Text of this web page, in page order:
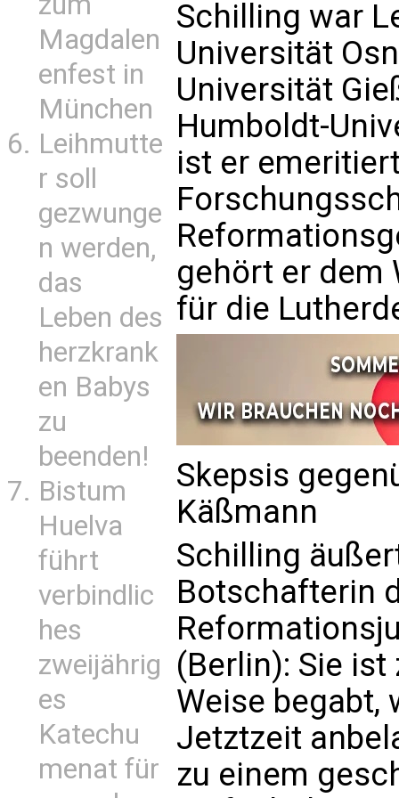
Magdalen
enfest in
München
Leihmutte
r soll
gezwunge
n werden,
das
Leben des
herzkrank
en Babys
zu
beenden!
Bistum
Huelva
führt
verbindlic
hes
zweijährig
es
Katechu
menat für
Schilling war
Universität
Universität
Humboldt-
ist er
gehört er dem
für die
Skepsis
Käßmann
Schilling
Botschafterin
(Berlin): Sie
Weise begabt,
Jetztzeit
zu einem